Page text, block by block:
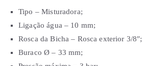
Tipo – Misturadora;
Ligação água – 10 mm;
Rosca da Bicha – Rosca exterior 3/8″;
Buraco Ø – 33 mm;